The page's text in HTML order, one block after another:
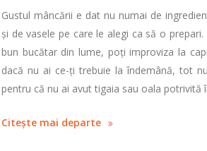
Gustul mâncării e dat nu numai de
și de vasele pe care le alegi ca să o
bun bucătar din lume, poți improviza la
dacă nu ai ce-ți trebuie la îndemână, tot
pentru că nu ai avut tigaia sau oala potrivită
Citește mai departe